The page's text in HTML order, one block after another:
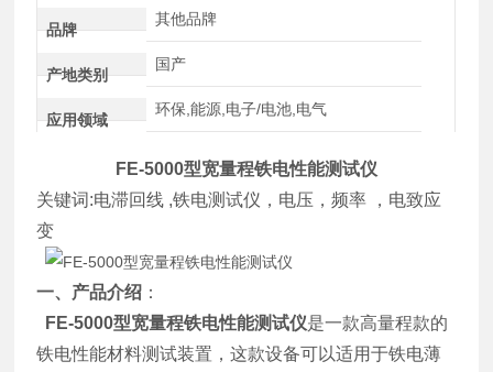
品牌
其他品牌
产地类别
国产
应用领域
环保,能源,电子/电池,电气
FE-5000型宽量程铁电性能测试仪
关键词:电滞回线 ,铁电测试仪，电压，频率 ，电致应
变
一、产品介绍 ：
FE-5000型宽量程铁电性能测试仪是一款高量程款的
铁电性能材料测试装置，这款设备可以适用于铁电薄